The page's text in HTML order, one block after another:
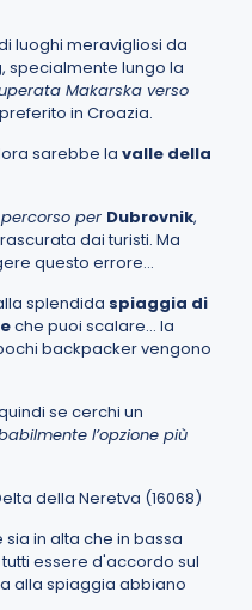
luoghi meravigliosi da
specialmente lungo la
Makarska verso
in Croazia.
sarebbe la valle della
per Dubrovnik,
dai turisti. Ma
questo errore…
splendida spiaggia di
che puoi scalare... la
backpacker vengono
se cerchi un
l’opzione più
della Neretva (16068)
in alta che in bassa
essere d'accordo sul
alla spiaggia abbiano